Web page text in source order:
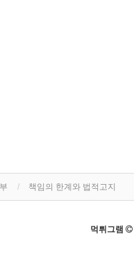
책임의 한계와 법적고지
먹튀그램